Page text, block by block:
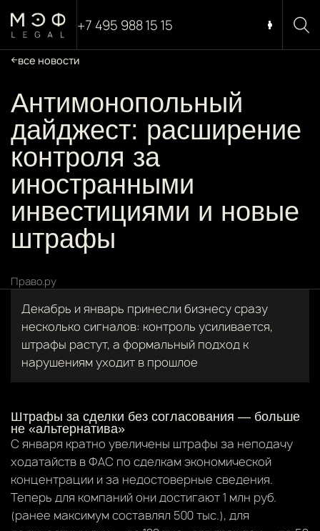
+7 495 988 15 15
все новости
Антимонопольный
дайджест: расширение
контроля за
иностранными
инвестициями и новые
штрафы
Право.ру
Декабрь и январь принесли бизнесу сразу
несколько сигналов: контроль усиливается,
штрафы растут, а формальный подход к
нарушениям уходит в прошлое
Штрафы за сделки без согласования — больше
не «альтернатива»
С января кратно увеличены штрафы за неподачу
ходатайств в ФАС по сделкам экономической
концентрации и за недостоверные сведения.
Теперь для компаний они достигают 1 млн руб.
(ранее максимум составлял 500 тыс.), для